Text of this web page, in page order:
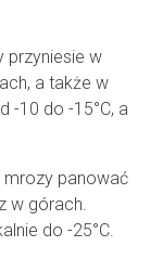
przyniesie w
a także w
-10 do -15°C, a
mrozy panować
w górach.
do -25°C.